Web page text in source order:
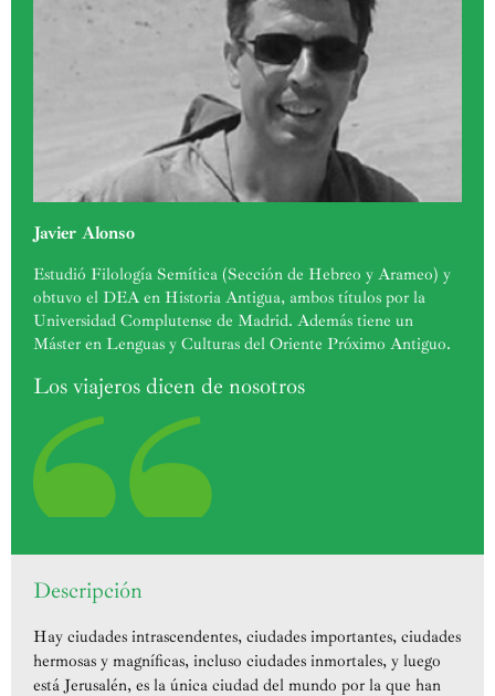
Javier Alonso
Estudió Filología Semítica (Sección de Hebreo y Arameo) y
obtuvo el DEA en Historia Antigua, ambos títulos por la
Universidad Complutense de Madrid. Además tiene un
Máster en Lenguas y Culturas del Oriente Próximo Antiguo.
Los viajeros dicen de nosotros
Descripción
Hay ciudades intrascendentes, ciudades importantes, ciudades
hermosas y magníficas, incluso ciudades inmortales, y luego
está Jerusalén, es la única ciudad del mundo por la que han